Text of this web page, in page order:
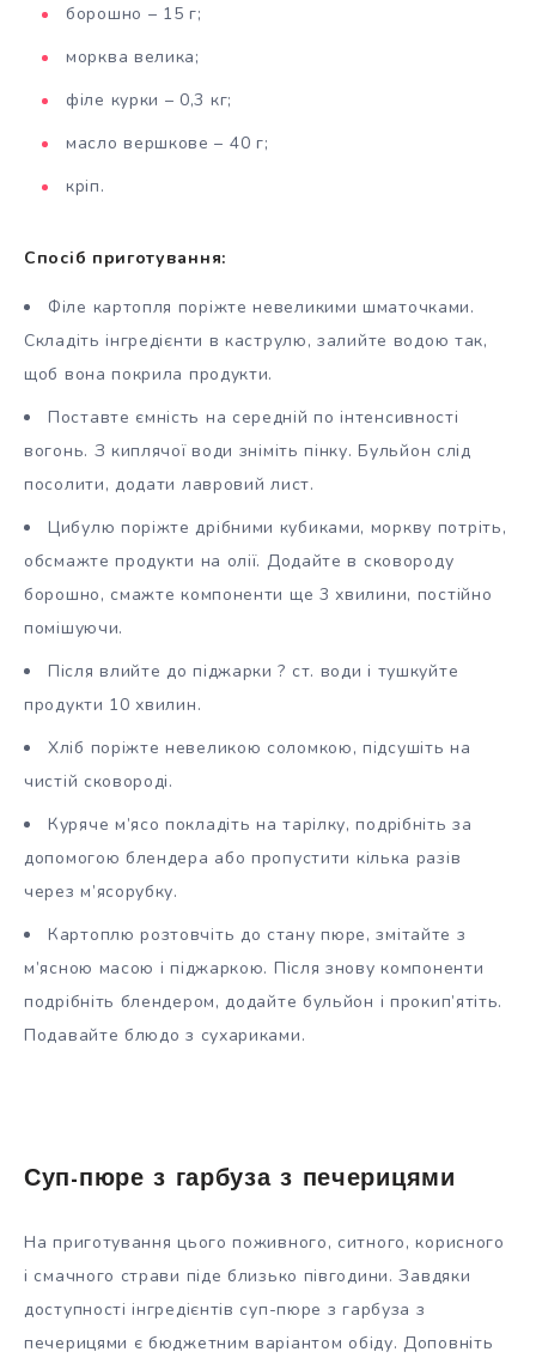
борошно – 15 г;
морква велика;
філе курки – 0,3 кг;
масло вершкове – 40 г;
кріп.
Спосіб приготування:
Філе картопля поріжте невеликими шматочками.
Складіть інгредієнти в каструлю, залийте водою так,
щоб вона покрила продукти.
Поставте ємність на середній по інтенсивності
вогонь. З киплячої води зніміть пінку. Бульйон слід
посолити, додати лавровий лист.
Цибулю поріжте дрібними кубиками, моркву потріть,
обсмажте продукти на олії. Додайте в сковороду
борошно, смажте компоненти ще 3 хвилини, постійно
помішуючи.
Після влийте до піджарки ? ст. води і тушкуйте
продукти 10 хвилин.
Хліб поріжте невеликою соломкою, підсушіть на
чистій сковороді.
Куряче м’ясо покладіть на тарілку, подрібніть за
допомогою блендера або пропустити кілька разів
через м’ясорубку.
Картоплю розтовчіть до стану пюре, змітайте з
м’ясною масою і піджаркою. Після знову компоненти
подрібніть блендером, додайте бульйон і прокип’ятіть.
Подавайте блюдо з сухариками.
Суп-пюре з гарбуза з печерицями
На приготування цього поживного, ситного, корисного
і смачного страви піде близько півгодини. Завдяки
доступності інгредієнтів суп-пюре з гарбуза з
печерицями є бюджетним варіантом обіду. Доповніть